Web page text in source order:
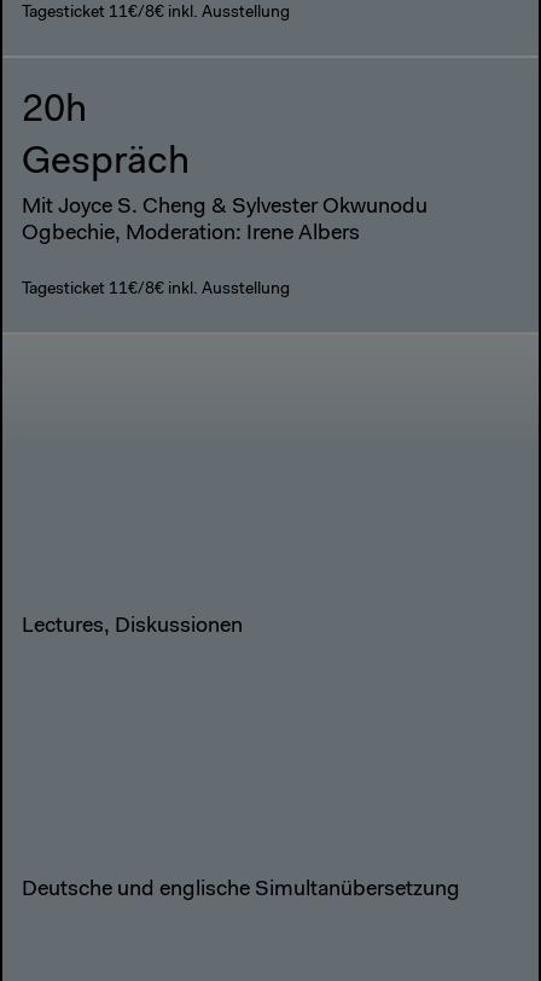
Tagesticket 11€/8€ inkl. Ausstellung
20h
Gespräch
Mit Joyce S. Cheng & Sylvester Okwunodu
Ogbechie, Moderation: Irene Albers
Tagesticket 11€/8€ inkl. Ausstellung
Lectures, Diskussionen
Deutsche und englische Simultanübersetzung